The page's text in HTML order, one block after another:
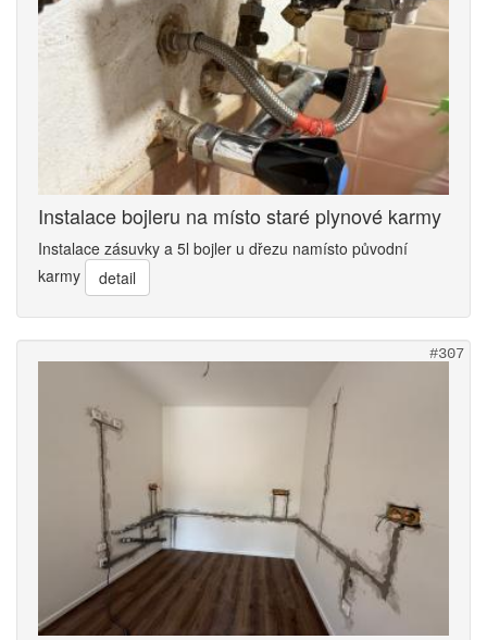
Instalace bojleru na místo staré plynové karmy
Instalace zásuvky a 5l bojler u dřezu namísto původní
karmy
detail
#307